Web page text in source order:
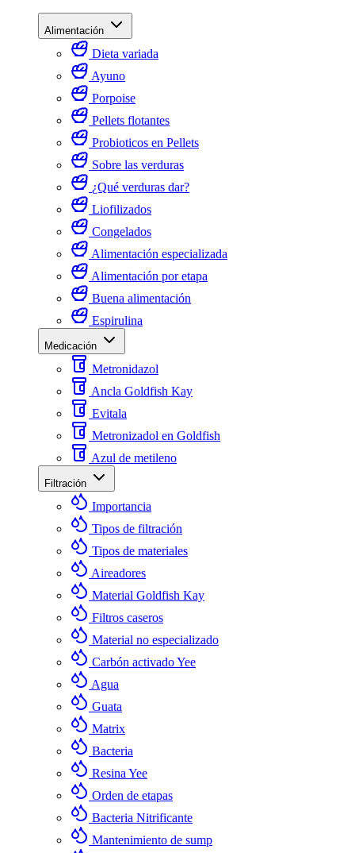
Alimentación
Dieta variada
Ayuno
Porpoise
Pellets flotantes
Probioticos en Pellets
Sobre las verduras
¿Qué verduras dar?
Liofilizados
Congelados
Alimentación especializada
Alimentación por etapa
Buena alimentación
Espirulina
Medicación
Metronidazol
Ancla Goldfish Kay
Evitala
Metronizadol en Goldfish
Azul de metileno
Filtración
Importancia
Tipos de filtración
Tipos de materiales
Aireadores
Material Goldfish Kay
Filtros caseros
Material no especializado
Carbón activado Yee
Agua
Guata
Matrix
Bacteria
Resina Yee
Orden de etapas
Bacteria Nitrificante
Mantenimiento de sump